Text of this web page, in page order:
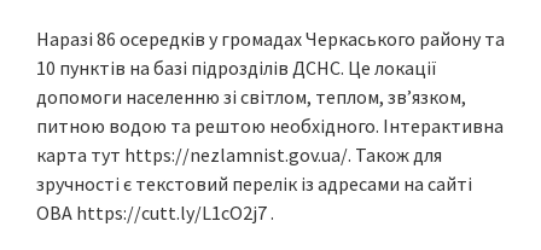
Наразі 86 осередків у громадах Черкаського району та
10 пунктів на базі підрозділів ДСНС. Це локації
допомоги населенню зі світлом, теплом, зв’язком,
питною водою та рештою необхідного. Інтерактивна
карта тут https://nezlamnist.gov.ua/. Також для
зручності є текстовий перелік із адресами на сайті
ОВА https://cutt.ly/L1cO2j7 .